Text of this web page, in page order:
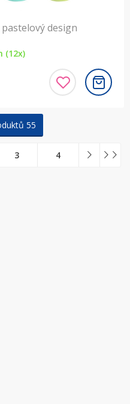
design
(12x)
55
3 4